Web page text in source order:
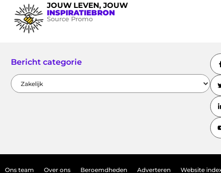
JOUW LEVEN, JOUW
INSPIRATIEBRON
Source Promo
Bericht categorie
Ons team Over ons Beroemdheden Adverteren Website